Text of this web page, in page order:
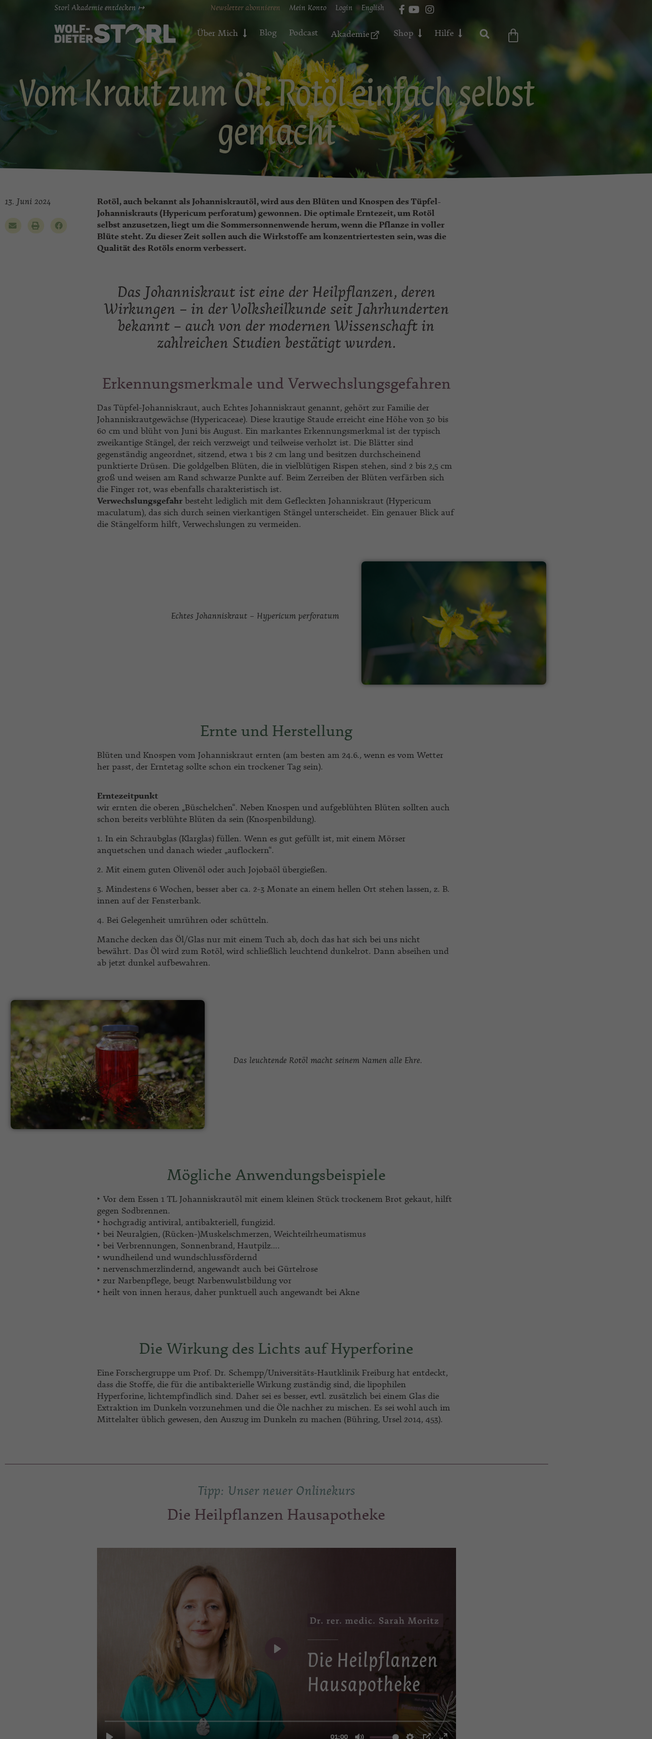
Storl Akademie entdecken ↦ Newsletter abonnieren Mein Konto Login English
Über Mich Blog Podcast Akademie Shop Hilfe
Vom Kraut zum Öl: Rotöl einfach selbst
gemacht
13. Juni 2024
Rotöl, auch bekannt als Johanniskrautöl, wird aus den Blüten und Knospen des Tüpfel-
Johanniskrauts (Hypericum perforatum) gewonnen. Die optimale Erntezeit, um Rotöl
selbst anzusetzen, liegt um die Sommersonnenwende herum, wenn die Pflanze in voller
Blüte steht. Zu dieser Zeit sollen auch die Wirkstoffe am konzentriertesten sein, was die
Qualität des Rotöls enorm verbessert.
Das Johanniskraut ist eine der Heilpflanzen, deren
Wirkungen – in der Volksheilkunde seit Jahrhunderten
bekannt – auch von der modernen Wissenschaft in
zahlreichen Studien bestätigt wurden.
Erkennungsmerkmale und Verwechslungsgefahren
Das Tüpfel-Johanniskraut, auch Echtes Johanniskraut genannt, gehört zur Familie der
Johanniskrautgewächse (Hypericaceae). Diese krautige Staude erreicht eine Höhe von 30 bis
60 cm und blüht von Juni bis August. Ein markantes Erkennungsmerkmal ist der typisch
zweikantige Stängel, der reich verzweigt und teilweise verholzt ist. Die Blätter sind
gegenständig angeordnet, sitzend, etwa 1 bis 2 cm lang und besitzen durchscheinend
punktierte Drüsen. Die goldgelben Blüten, die in vielblütigen Rispen stehen, sind 2 bis 2,5 cm
groß und weisen am Rand schwarze Punkte auf. Beim Zerreiben der Blüten verfärben sich
die Finger rot, was ebenfalls charakteristisch ist.
Verwechslungsgefahrbesteht lediglich mit dem Gefleckten Johanniskraut (Hypericum
maculatum), das sich durch seinen vierkantigen Stängel unterscheidet. Ein genauer Blick auf
die Stängelform hilft, Verwechslungen zu vermeiden.
Echtes Johanniskraut – Hypericum perforatum
Ernte und Herstellung
Blüten und Knospen vom Johanniskraut ernten (am besten am 24.6., wenn es vom Wetter
her passt, der Erntetag sollte schon ein trockener Tag sein).
Erntezeitpunkt
wir ernten die oberen „Büschelchen“. Neben Knospen und aufgeblühten Blüten sollten auch
schon bereits verblühte Blüten da sein (Knospenbildung).
1. In ein Schraubglas (Klarglas) füllen. Wenn es gut gefüllt ist, mit einem Mörser
anquetschen und danach wieder „auflockern“.
2. Mit einem guten Olivenöl oder auch Jojobaöl übergießen.
3. Mindestens 6 Wochen, besser aber ca. 2-3 Monate an einem hellen Ort stehen lassen, z. B.
innen auf der Fensterbank.
4. Bei Gelegenheit umrühren oder schütteln.
Manche decken das Öl/Glas nur mit einem Tuch ab, doch das hat sich bei uns nicht
bewährt. Das Öl wird zum Rotöl, wird schließlich leuchtend dunkelrot. Dann abseihen und
ab jetzt dunkel aufbewahren.
Das leuchtende Rotöl macht seinem Namen alle Ehre.
Mögliche Anwendungsbeispiele
‣ Vor dem Essen 1 TL Johanniskrautöl mit einem kleinen Stück trockenem Brot gekaut, hilft
gegen Sodbrennen.
‣ hochgradig antiviral, antibakteriell, fungizid.
‣ bei Neuralgien, (Rücken-)Muskelschmerzen, Weichteilrheumatismus
‣ bei Verbrennungen, Sonnenbrand, Hautpilz….
‣ wundheilend und wundschlussfördernd
‣ nervenschmerzlindernd, angewandt auch bei Gürtelrose
‣ zur Narbenpflege, beugt Narbenwulstbildung vor
‣ heilt von innen heraus, daher punktuell auch angewandt bei Akne
Die Wirkung des Lichts auf Hyperforine
Eine Forschergruppe um Prof. Dr. Schempp/Universitäts-Hautklinik Freiburg hat entdeckt,
dass die Stoffe, die für die antibakterielle Wirkung zuständig sind, die lipophilen
Hyperforine, lichtempfindlich sind. Daher sei es besser, evtl. zusätzlich bei einem Glas die
Extraktion im Dunkeln vorzunehmen und die Öle nachher zu mischen. Es sei wohl auch im
Mittelalter üblich gewesen, den Auszug im Dunkeln zu machen (Bühring, Ursel 2014, 453).
Tipp: Unser neuer Onlinekurs
Die Heilpflanzen Hausapotheke